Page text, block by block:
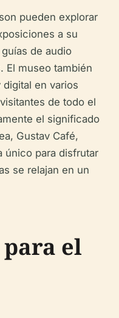
pueden explorar
a su
de audio
El museo también
en varios
de todo el
el significado
Gustav Café,
único para disfrutar
se relajan en un
el